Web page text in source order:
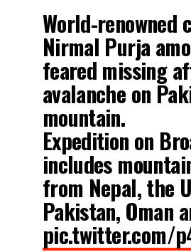
World-renowned
Nirmal Purja
feared missing
avalanche on
mountain.
Expedition on
includes
from Nepal, the
Pakistan, Oman
pic.twitter.com/